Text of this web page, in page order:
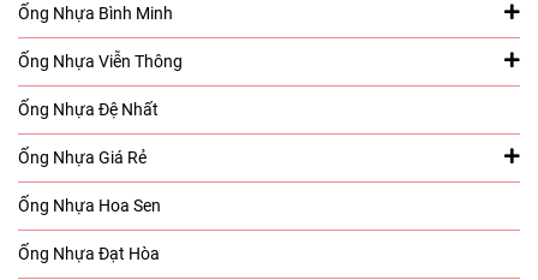
Ống Nhựa Bình Minh
Ống Nhựa Viễn Thông
Ống Nhựa Đệ Nhất
Ống Nhựa Giá Rẻ
Ống Nhựa Hoa Sen
Ống Nhựa Đạt Hòa